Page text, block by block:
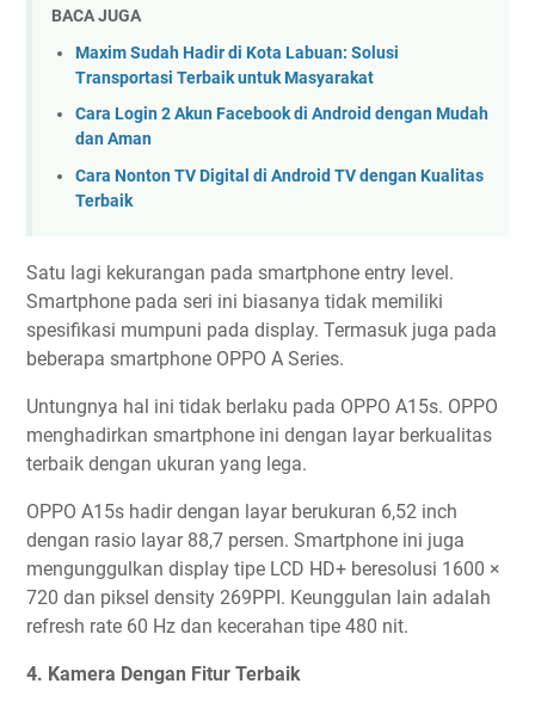
BACA JUGA
Maxim Sudah Hadir di Kota Labuan: Solusi
Transportasi Terbaik untuk Masyarakat
Cara Login 2 Akun Facebook di Android dengan Mudah
dan Aman
Cara Nonton TV Digital di Android TV dengan Kualitas
Terbaik
Satu lagi kekurangan pada smartphone entry level.
Smartphone pada seri ini biasanya tidak memiliki
spesifikasi mumpuni pada display. Termasuk juga pada
beberapa smartphone OPPO A Series.
Untungnya hal ini tidak berlaku pada OPPO A15s. OPPO
menghadirkan smartphone ini dengan layar berkualitas
terbaik dengan ukuran yang lega.
OPPO A15s hadir dengan layar berukuran 6,52 inch
dengan rasio layar 88,7 persen. Smartphone ini juga
mengunggulkan display tipe LCD HD+ beresolusi 1600 ×
720 dan piksel density 269PPI. Keunggulan lain adalah
refresh rate 60 Hz dan kecerahan tipe 480 nit.
4. Kamera Dengan Fitur Terbaik